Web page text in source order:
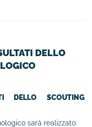
DELLO
DELLO SCOUTING
sarà realizzato: